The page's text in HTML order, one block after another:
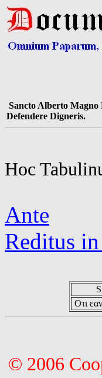
Sancto Alberto Magno
Defendere Digneris.
Hoc
Ante
Reditus
Οτι
© 2006